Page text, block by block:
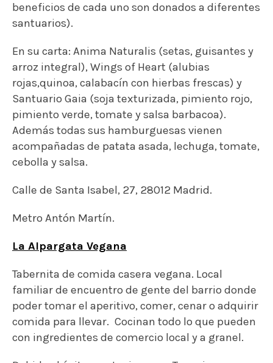
Calle de Santa Isabel, 27, 28012 Madrid.
Metro Antón Martín.
La Alpargata Vegana
Tabernita de comida casera vegana. Local
familiar de encuentro de gente del barrio donde
poder tomar el aperitivo, comer, cenar o adquirir
comida para llevar.
Cocinan todo lo que pueden
con ingredientes de comercio local y a granel.
hamburguesita de lentejas y remolacha,
acompaña de salsa de aguacate y lima y
fría.
Mercado de San Fernando, Calle de
Embajadores, 41, 28012 Madrid (Lavapiés).